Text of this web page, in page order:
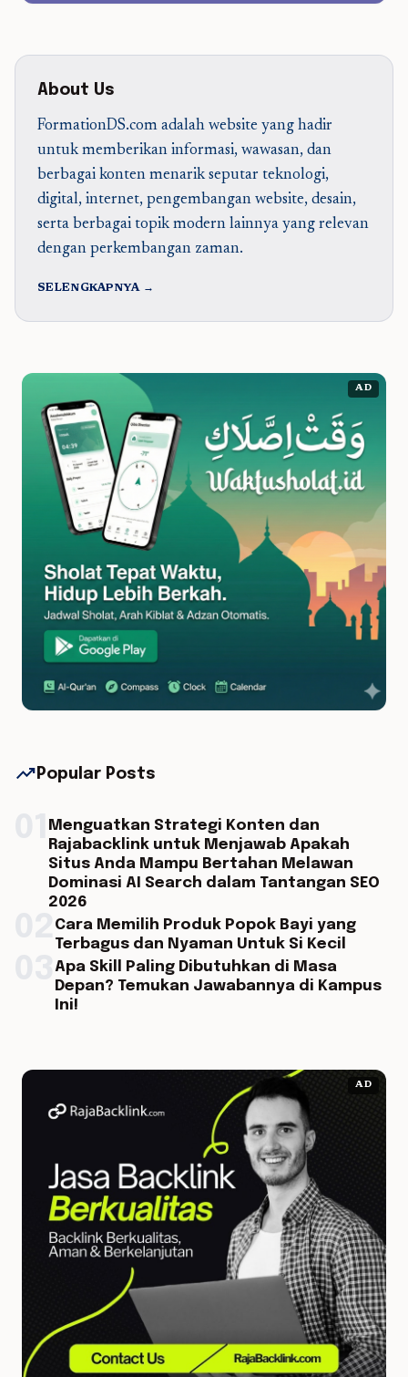
About Us
FormationDS.com adalah website yang hadir
untuk memberikan informasi, wawasan, dan
berbagai konten menarik seputar teknologi,
digital, internet, pengembangan website, desain,
serta berbagai topik modern lainnya yang relevan
dengan perkembangan zaman.
SELENGKAPNYA →
AD
trending_up Popular Posts
Menguatkan Strategi Konten dan
Rajabacklink untuk Menjawab Apakah
Situs Anda Mampu Bertahan Melawan
Dominasi AI Search dalam Tantangan SEO
2026
Cara Memilih Produk Popok Bayi yang
Terbagus dan Nyaman Untuk Si Kecil
Apa Skill Paling Dibutuhkan di Masa
Depan? Temukan Jawabannya di Kampus
Ini!
AD